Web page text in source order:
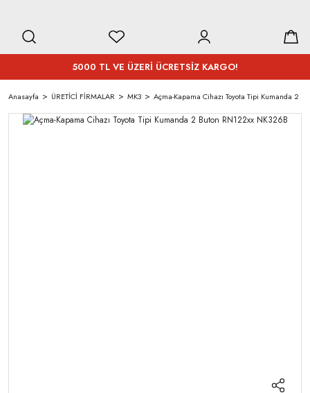
5000 TL VE ÜZERİ ÜCRETSİZ KARGO!
Anasayfa ÜRETİCİ FİRMALAR MK3 Açma-Kapama Cihazı Toyota Tipi Kumanda 2